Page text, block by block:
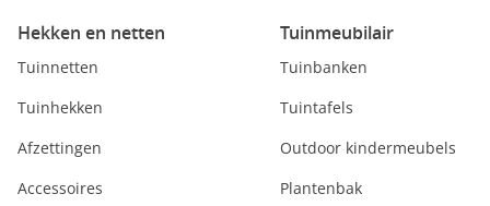
Hekken en netten
Tuinnetten
Tuinhekken
Afzettingen
Accessoires
Tuinmeubilair
Tuinbanken
Tuintafels
Outdoor kindermeubels
Plantenbak